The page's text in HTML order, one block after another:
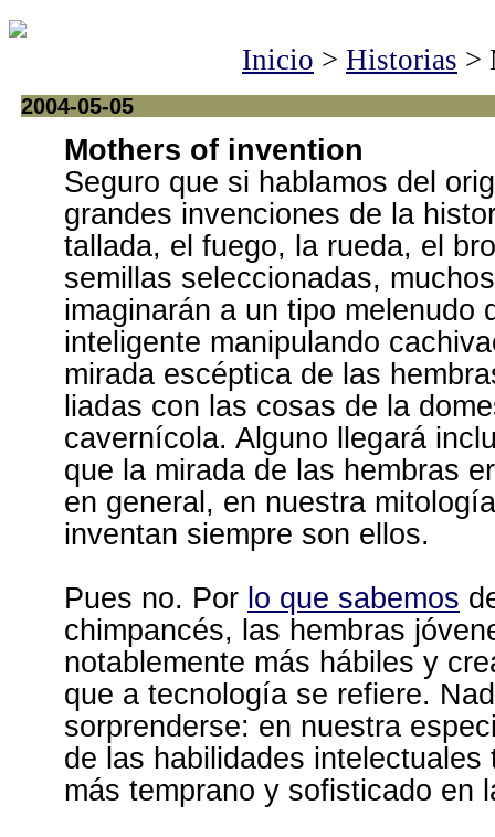
Inicio > Historias >
2004-05-05
Mothers of invention
Seguro que si hablamos del
grandes invenciones de la
tallada, el fuego, la rueda, el
semillas seleccionadas,
imaginarán a un tipo melenudo
inteligente manipulando
mirada escéptica de las
liadas con las cosas de la
cavernícola. Alguno llegará
que la mirada de las hembras
en general, en nuestra
inventan siempre son ellos.
Pues no. Por lo que sabemos
chimpancés, las hembras
notablemente más hábiles y
que a tecnología se refiere.
sorprenderse: en nuestra
de las habilidades intelectuales
más temprano y sofisticado en